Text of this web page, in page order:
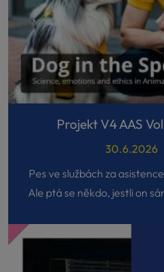
Projekt V4 AAS
30.6.2026
Pes ve službách za
Ale ptá se někdo, jestli on